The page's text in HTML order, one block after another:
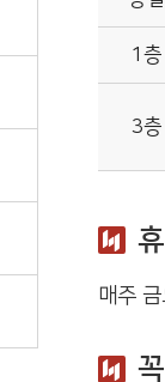
1층
3층
매주